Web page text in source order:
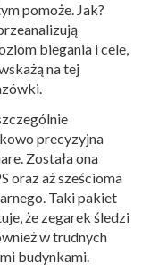
pomoże. Jak?
biegania i cele,
na tej
precyzyjna
Została ona
oraz aż sześcioma
Taki pakiet
że zegarek śledzi
w trudnych
budynkami.